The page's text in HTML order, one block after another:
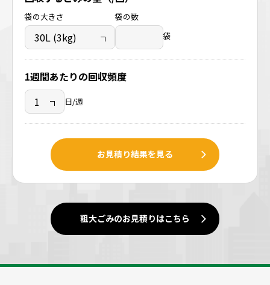
袋の大きさ
袋の数
袋
1週間あたりの回収頻度
日/週
お見積り結果を見る
粗大ごみのお見積りはこちら